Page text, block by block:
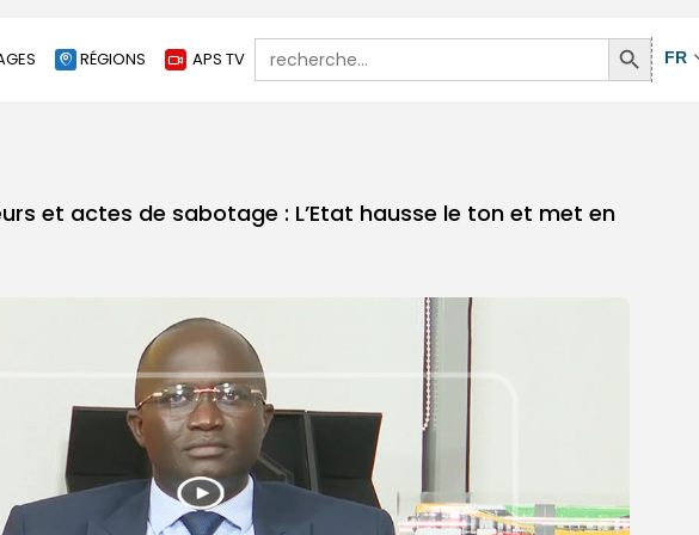
RÉGIONS APS TV
Search
for:
Search
Button
FR
et actes de sabotage : L’Etat hausse le ton et met en